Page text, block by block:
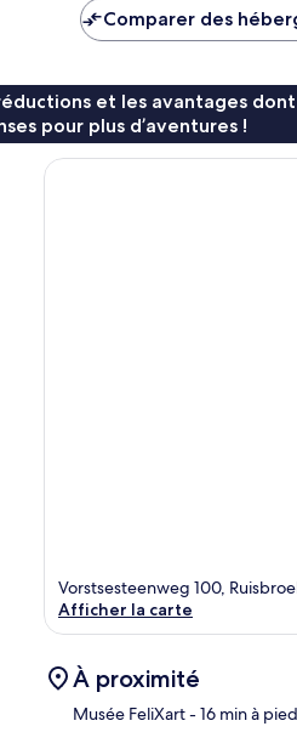
de
60 €
Comparer des
et les avantages
pour plus d’aventures !
Vorstsesteenweg 100,
Afficher la carte
À proximité
Musée FeliXart- 16 min à pied